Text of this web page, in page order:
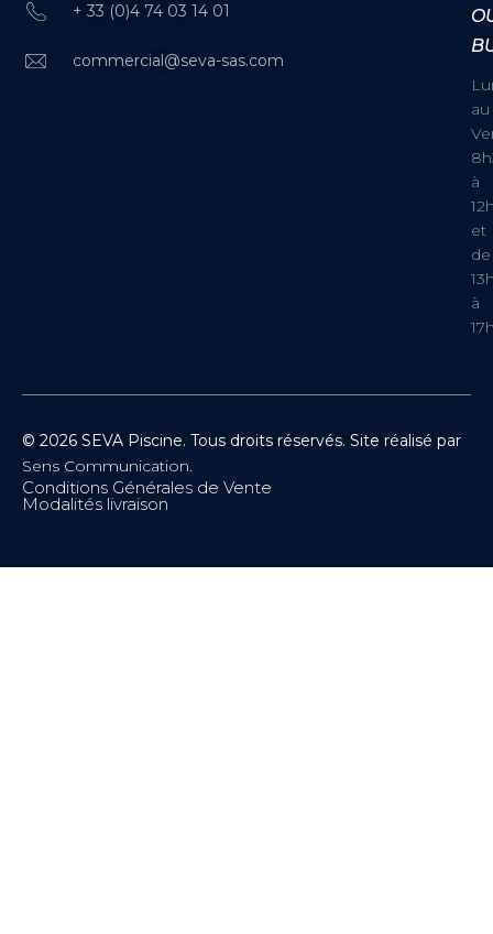
+ 33 (0)4 74 03 14 01
commercial@seva-sas.com
au
à
et
de
à
© 2026 SEVA Piscine. Tous droits réservés. Site réalisé par
Sens Communication.
Conditions Générales de Vente
Modalités livraison